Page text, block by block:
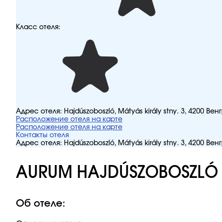
Класс отеля:
Адрес отеля: Hajdúszoboszló, Mátyás király stny. 3, 4200
Расположение отеля на карте
Расположение отеля на карте
Контакты отеля
Адрес отеля: Hajdúszoboszló, Mátyás király stny. 3, 4200
AURUM HAJDÚSZOBOSZLÓ
Об отеле: